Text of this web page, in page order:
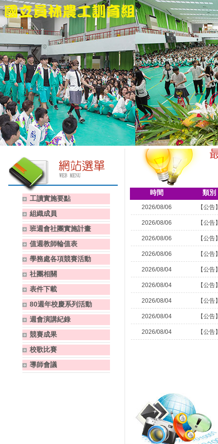
工讀實施要點
組織成員
班週會社團實施計畫
值週教師輪值表
學務處各項競賽活動
社團相關
表件下載
80週年校慶系列活動
週會演講紀錄
競賽成果
校歌比賽
導師會議
時間 類別
2026/08/06 【公告
2026/08/06 【公告
2026/08/06 【公告
2026/08/06 【公告
2026/08/04 【公告
2026/08/04 【公告
2026/08/04 【公告
2026/08/04 【公告
2026/08/04 【公告